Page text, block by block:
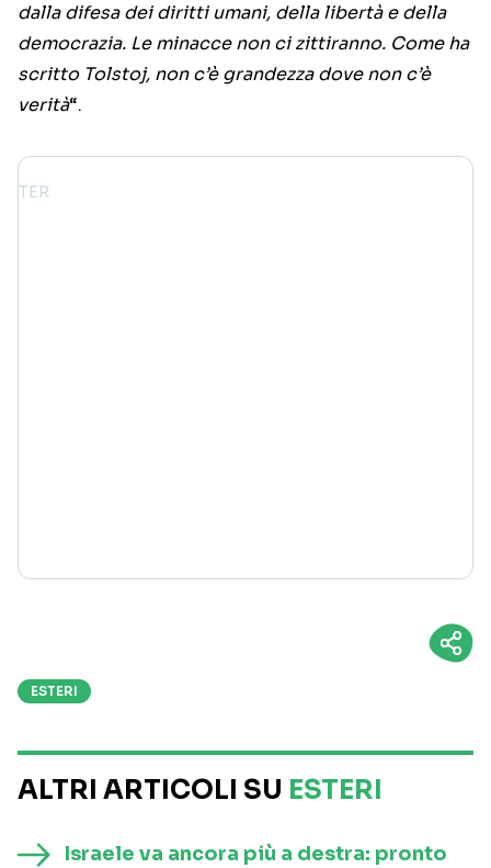
dalla difesa dei diritti umani, della libertà e della
democrazia. Le minacce non ci zittiranno. Come ha
scritto Tolstoj, non c’è grandezza dove non c’è
verità“.
ESTERI
ALTRI ARTICOLI SU ESTERI
Israele va ancora più a destra: pronto